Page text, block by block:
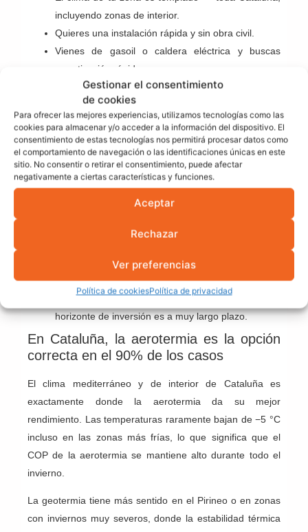
Gestionar el consentimiento
de cookies
Para ofrecer las mejores experiencias, utilizamos tecnologías como las
cookies para almacenar y/o acceder a la información del dispositivo. El
consentimiento de estas tecnologías nos permitirá procesar datos como
el comportamiento de navegación o las identificaciones únicas en este
sitio. No consentir o retirar el consentimiento, puede afectar
negativamente a ciertas características y funciones.
Aceptar
Rechazar
Ver preferencias
Política de cookiesPolítica de privacidad
incluyendo zonas de interior.
Quieres una instalación rápida y sin obra civil.
Vienes de gasoil o caldera eléctrica y buscas
amortización rápida.
Quieres aprovechar las deducciones de IRPF de
2026 con el menor desembolso inicial.
Elige geotermia si:
Tienes terreno suficiente para las perforaciones y
los permisos son viables.
La vivienda es grande (más de 200 m²) y el ahorro
anual justifica la inversión.
El proyecto es de obra nueva y puedes integrar la
geotermia desde el principio.
El presupuesto disponible supera los 20.000 € y el
horizonte de inversión es a muy largo plazo.
En Cataluña, la aerotermia es la opción
correcta en el 90% de los casos
El clima mediterráneo y de interior de Cataluña es
exactamente donde la aerotermia da su mejor
rendimiento. Las temperaturas raramente bajan de −5 °C
incluso en las zonas más frías, lo que significa que el
COP de la aerotermia se mantiene alto durante todo el
invierno.
La geotermia tiene más sentido en el Pirineo o en zonas
con inviernos muy severos, donde la estabilidad térmica